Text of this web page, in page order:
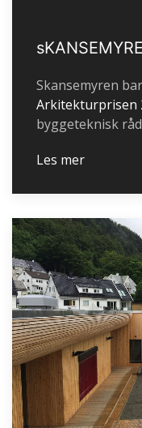
Skansemyren
Arkitekturprisen
byggeteknisk
Les mer